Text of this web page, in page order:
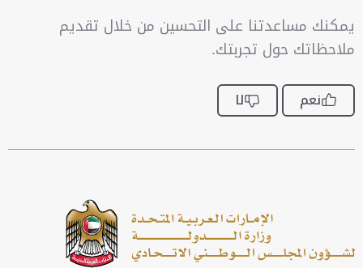
يمكنك مساعدتنا على التحسين من خلال تقديم
ملاحظاتك حول تجربتك.
نعم لا